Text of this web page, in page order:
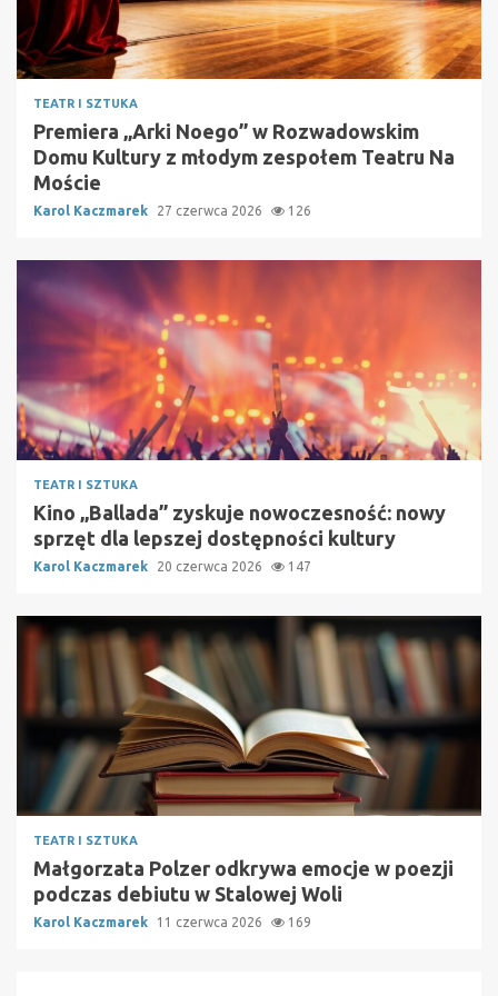
TEATR I SZTUKA
Premiera „Arki Noego” w Rozwadowskim
Domu Kultury z młodym zespołem Teatru Na
Moście
Karol Kaczmarek 27 czerwca 2026 126
TEATR I SZTUKA
Kino „Ballada” zyskuje nowoczesność: nowy
sprzęt dla lepszej dostępności kultury
Karol Kaczmarek 20 czerwca 2026 147
TEATR I SZTUKA
Małgorzata Polzer odkrywa emocje w poezji
podczas debiutu w Stalowej Woli
Karol Kaczmarek 11 czerwca 2026 169